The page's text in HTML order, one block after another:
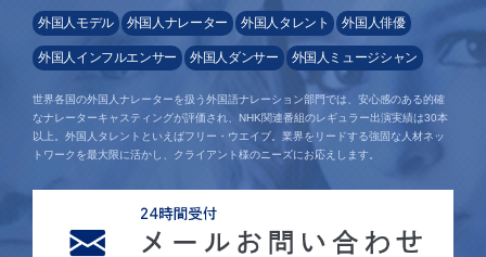
外国人モデル 外国人ナレーター 外国人タレント 外国人俳優
外国人インフルエンサー 外国人ダンサー 外国人ミュージシャン
世界各国の外国人ナレーターを扱う外国語ナレーション部門では、安心感のある的確
なナレーターキャスティングが評価され、NHK関連番組のレギュラー出演実績は30本
以上。外国人タレントといえばフリー・ウエイブ。業界をリードする強固な人材ネッ
トワークを最大限に活かし、クライアント様のニーズにお応えします。